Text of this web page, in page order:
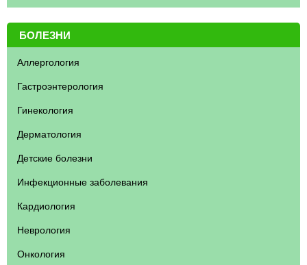
БОЛЕЗНИ
Аллергология
Гастроэнтерология
Гинекология
Дерматология
Детские болезни
Инфекционные заболевания
Кардиология
Неврология
Онкология